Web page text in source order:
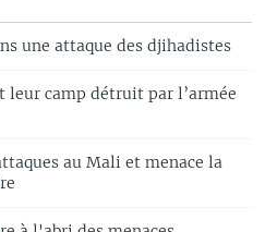
une attaque des djihadistes
leur camp détruit par l’armée
au Mali et menace la